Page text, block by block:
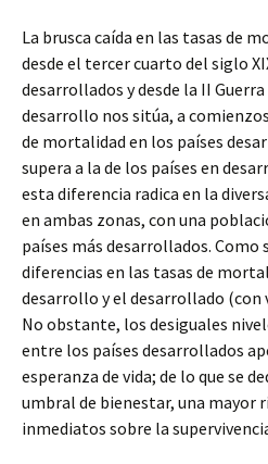
La brusca caída en las tasas de
desde el tercer cuarto del siglo
desarrollados y desde la II
desarrollo nos sitúa, a
de mortalidad en los países
supera a la de los países en
esta diferencia radica en la
en ambas zonas, con una
países más desarrollados. Como
diferencias en las tasas de
desarrollo y el desarrollado (con
No obstante, los desiguales
entre los países desarrollados
esperanza de vida; de lo que se
umbral de bienestar, una mayor
inmediatos sobre la